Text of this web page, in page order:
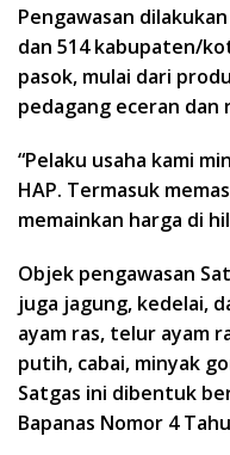
Pengawasan
dan 514 kabupaten/
pasok, mulai dari
pedagang eceran dan
“Pelaku usaha kami
HAP. Termasuk
memainkan harga di
Objek pengawasan
juga jagung, kedelai,
ayam ras, telur ayam
putih, cabai, minyak
Satgas ini dibentuk
Bapanas Nomor 4